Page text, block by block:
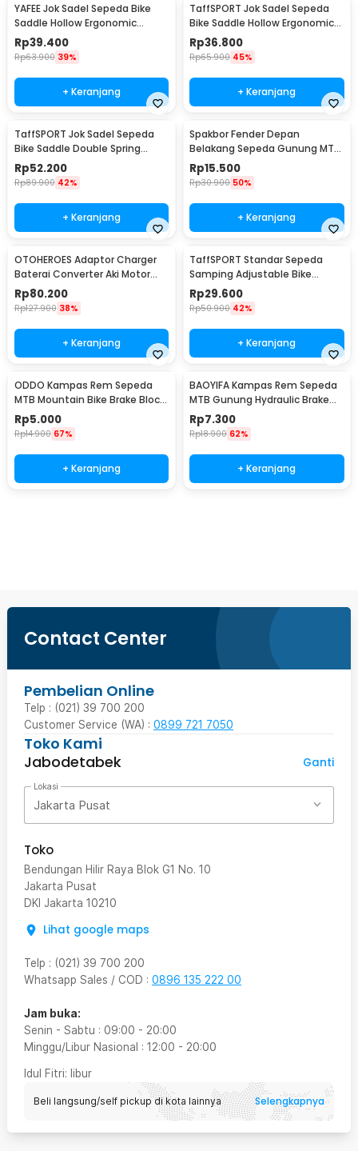
YAFEE Jok Sadel Sepeda Bike
Saddle Hollow Ergonomic
Breathable - FX12
Rp39.400
Rp63.900 39%
+ Keranjang
TaffSPORT Jok Sadel Sepeda
Bike Saddle Hollow Ergonomic
Breathable - YF-1034
Rp36.800
Rp65.900 45%
+ Keranjang
TaffSPORT Jok Sadel Sepeda
Bike Saddle Double Spring
Shock Absorber - ZF15
Rp52.200
Rp89.900 42%
+ Keranjang
Spakbor Fender Depan
Belakang Sepeda Gunung MTB
- HF0034300
Rp15.500
Rp30.900 50%
+ Keranjang
OTOHEROES Adaptor Charger
Baterai Converter Aki Motor
Skuter 48V 20Ah - YF2021-12
Rp80.200
Rp127.900 38%
+ Keranjang
TaffSPORT Standar Sepeda
Samping Adjustable Bike
Kickstand 34-39cm - Z50
Rp29.600
Rp50.900 42%
+ Keranjang
ODDO Kampas Rem Sepeda
MTB Mountain Bike Brake Block
70mm 2 PCS - B39
Rp5.000
Rp14.900 67%
+ Keranjang
BAOYIFA Kampas Rem Sepeda
MTB Gunung Hydraulic Brake
Pads - M446
Rp7.300
Rp18.900 62%
+ Keranjang
Contact Center
Pembelian Online
Telp : (021) 39 700 200
Customer Service (WA) : 0899 721 7050
Toko Kami
Jabodetabek
Ganti
Lokasi
Jakarta Pusat
Toko
Bendungan Hilir Raya Blok G1 No. 10
Jakarta Pusat
DKI Jakarta 10210
Lihat google maps
Telp : (021) 39 700 200
Whatsapp Sales / COD : 0896 135 222 00
Jam buka:
Senin - Sabtu : 09:00 - 20:00
Minggu/Libur Nasional : 12:00 - 20:00
Idul Fitri: libur
Beli langsung/self pickup di kota lainnya Selengkapnya